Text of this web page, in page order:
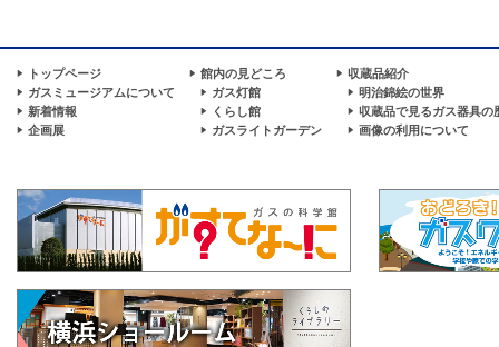
トップページ
ガスミュージアムについて
新着情報
企画展
館内の見どころ
ガス灯館
くらし館
ガスライトガーデン
収蔵品紹介
明治錦絵の世界
収蔵品で見るガス器具の
画像の利用について